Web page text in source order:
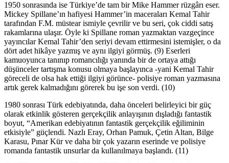
1950 sonrasında ise Türkiye’de tam bir Mike Hammer rüzgârı eser.
Mickey Spillane’ın hafiyesi Hammer’in maceraları Kemal Tahir
tarafından F.M. müstear ismiyle çevrilir ve bu seri, çok ciddi satış
rakamlarına ulaşır. Öyle ki Spillane roman yazmaktan vazgeçince
yayıncılar Kemal Tahir’den seriyi devam ettirmesini istemişler, o da
dört adet hikâye yazmış ve aynı ilgiyi görmüş. (9) Eserleri
kamuoyunca tanınıp romancılığı yanında bir de ortaya attığı
düşünceler tartışma konusu olmaya başlayınca -yani Kemal Tahir
göreceli de olsa hak ettiği ilgiyi görünce- polisiye roman yazmasına
artık gerek kalmadığını görerek bu işe son verdi. (10)
1980 sonrası Türk edebiyatında, daha önceleri belirleyici bir güç
olarak etkinlik gösteren gerçekçilik anlayışının dışladığı fantastik
boyut, “Amerikan edebiyatının fantastik gerçekçilik eğiliminin
etkisiyle” güçlendi. Nazlı Eray, Orhan Pamuk, Çetin Altan, Bilge
Karasu, Pınar Kür ve daha bir çok yazarın eserinde ve polisiye
romanda fantastik unsurlar da kullanılmaya başlandı. (11)